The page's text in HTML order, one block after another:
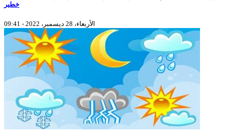
خطير
الأربعاء، 28 ديسمبر، 2022 - 09:41